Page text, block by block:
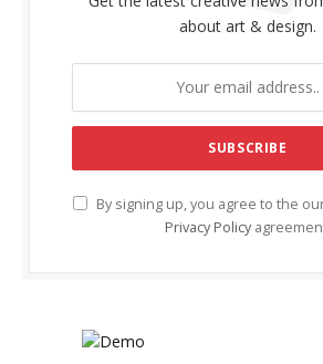
about art & design.
By signing up, you agree to the
Privacy Policy